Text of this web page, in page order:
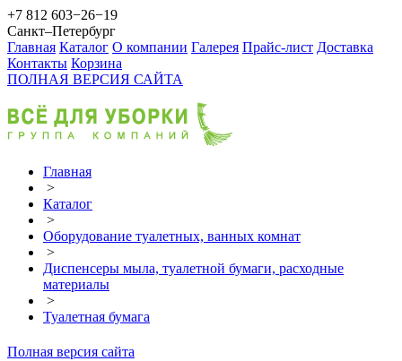
+7 812 603−26−19
Санкт–Петербург
Главная Каталог О компании Галерея Прайс-лист Доставка
Контакты Корзина
ПОЛНАЯ ВЕРСИЯ САЙТА
Главная
>
Каталог
>
Оборудование туалетных, ванных комнат
>
Диспенсеры мыла, туалетной бумаги, расходные
материалы
>
Туалетная бумага
Полная версия сайта